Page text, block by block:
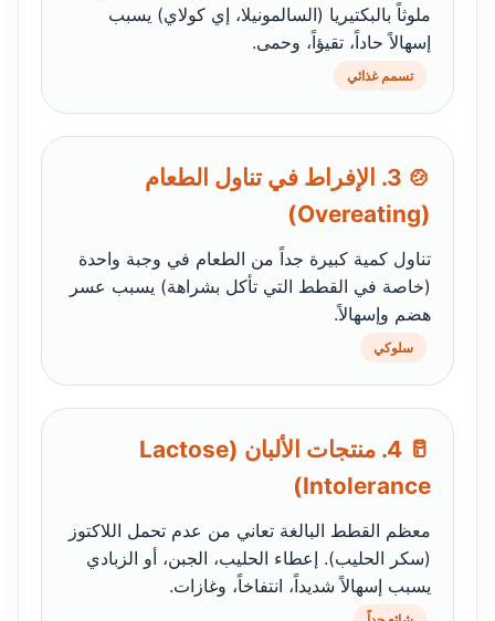
ملوثاً بالبكتيريا (السالمونيلا، إي كولاي) يسبب
إسهالاً حاداً، تقيؤاً، وحمى.
تسمم غذائي
🍲 3. الإفراط في تناول الطعام
(Overeating)
تناول كمية كبيرة جداً من الطعام في وجبة واحدة
(خاصة في القطط التي تأكل بشراهة) يسبب عسر
هضم وإسهالاً.
سلوكي
🥛 4. منتجات الألبان (Lactose
Intolerance)
معظم القطط البالغة تعاني من عدم تحمل اللاكتوز
(سكر الحليب). إعطاء الحليب، الجبن، أو الزبادي
يسبب إسهالاً شديداً، انتفاخاً، وغازات.